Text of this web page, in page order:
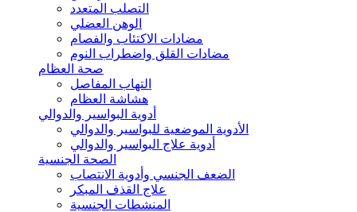
التصلب المتعدد
الوهن العضلي
مضادات الاكتئاب والفصام
مضادات القلق واضطراب النوم
صحة العظام
التهاب المفاصل
هشاشة العظام
أدوية البواسير والدوالي
الأدوية الموضعية للبواسير والدوالي
أدوية علاج البواسير والدوالي
الصحة الجنسية
الضعف الجنسي وأدوية الانتصاب
علاج القذف المبكر
المنشطات الجنسية